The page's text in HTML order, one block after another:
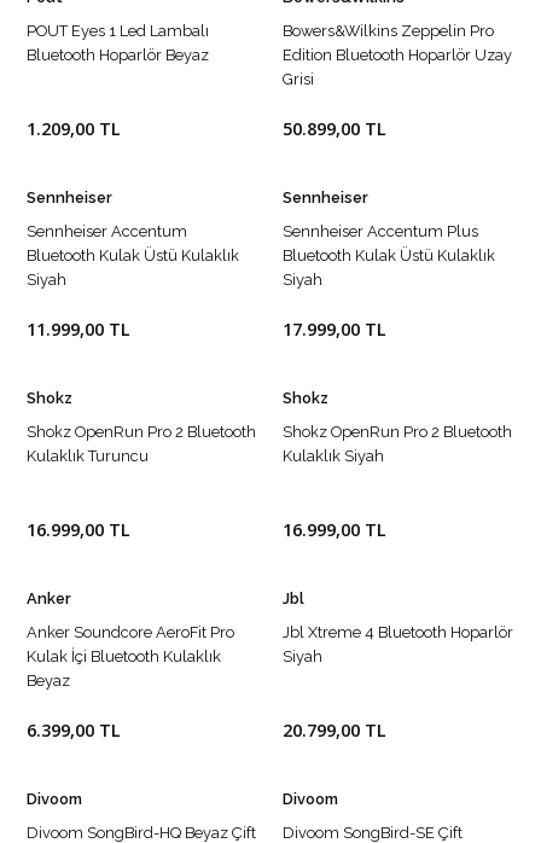
POUT Eyes 1 Led Lambalı
Bluetooth Hoparlör Beyaz
1.209,00 TL
Bowers&Wilkins Zeppelin Pro
Edition Bluetooth Hoparlör Uzay
Grisi
50.899,00 TL
Sennheiser
Sennheiser Accentum
Bluetooth Kulak Üstü Kulaklık
Siyah
11.999,00 TL
Sennheiser
Sennheiser Accentum Plus
Bluetooth Kulak Üstü Kulaklık
Siyah
17.999,00 TL
Shokz
Shokz OpenRun Pro 2 Bluetooth
Kulaklık Turuncu
16.999,00 TL
Shokz
Shokz OpenRun Pro 2 Bluetooth
Kulaklık Siyah
16.999,00 TL
Anker
Anker Soundcore AeroFit Pro
Kulak İçi Bluetooth Kulaklık
Beyaz
6.399,00 TL
Jbl
Jbl Xtreme 4 Bluetooth Hoparlör
Siyah
20.799,00 TL
Divoom
Divoom SongBird-HQ Beyaz Çift
Divoom
Divoom SongBird-SE Çift